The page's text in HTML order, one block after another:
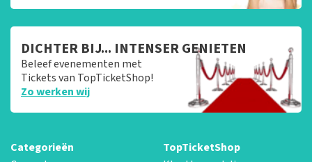
DICHTER BIJ... INTENSER GENIETEN
Beleef evenementen met
Tickets van TopTicketShop!
Zo werken wij
Categorieën
TopTicketShop